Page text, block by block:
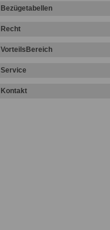
Bezügetabellen
Recht
VorteilsBereich
Service
Kontakt